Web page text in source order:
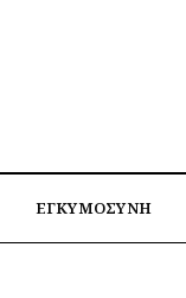
ΕΓΚΥΜΟΣΥΝΗ